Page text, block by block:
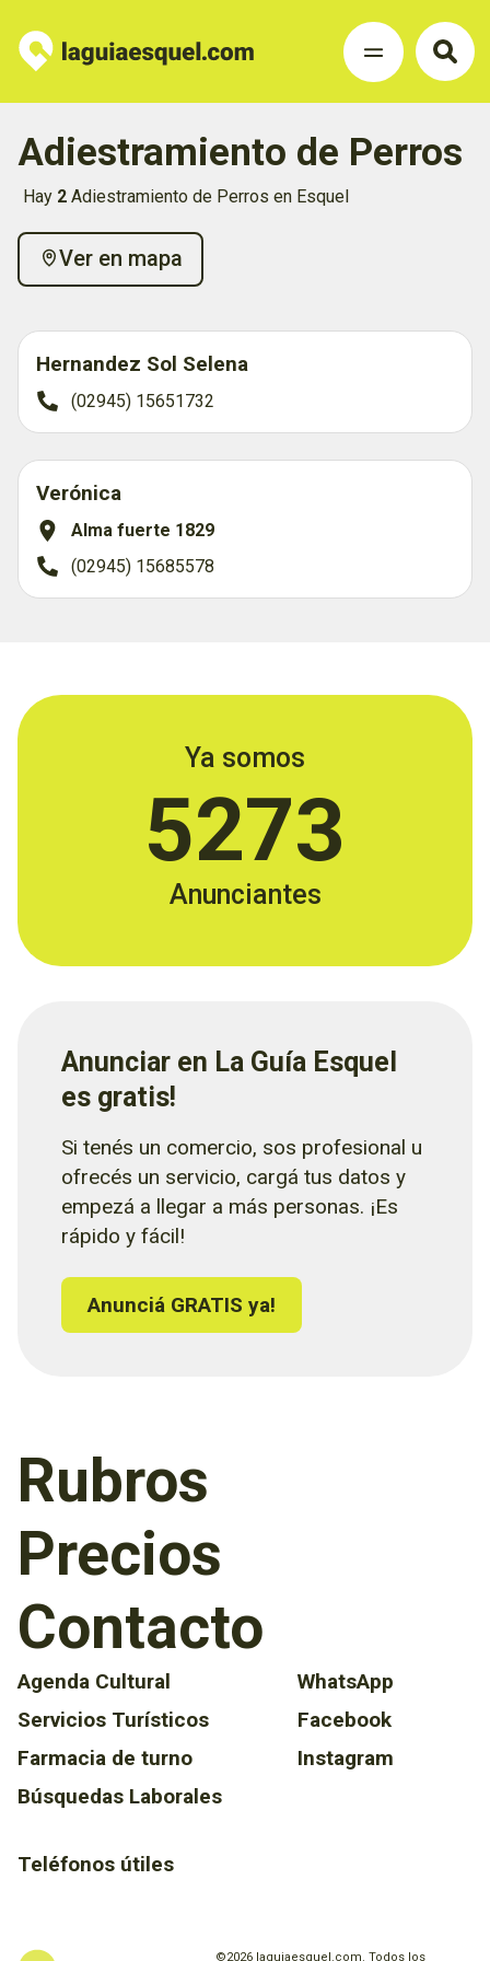
Adiestramiento de Perros
Hay 2 Adiestramiento de Perros en Esquel
Ver en mapa
Hernandez Sol Selena
(02945) 15651732
Verónica
Alma fuerte 1829
(02945) 15685578
Ya somos
5273
Anunciantes
Anunciar en La Guía Esquel
es gratis!
Si tenés un comercio, sos profesional u
ofrecés un servicio, cargá tus datos y
empezá a llegar a más personas. ¡Es
rápido y fácil!
Anunciá GRATIS ya!
Rubros
Precios
Contacto
Agenda Cultural
Servicios Turísticos
Farmacia de turno
Búsquedas Laborales
Teléfonos útiles
WhatsApp
Facebook
Instagram
©2026 laguiaesquel.com. Todos los